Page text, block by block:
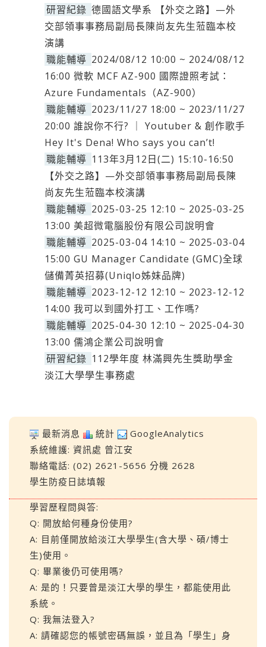
研習紀錄 德國語文學系 【外交之路】—外
交部領事事務局副局長陳尚友先生蒞臨本校
演講
職能輔導 2024/08/12 10:00 ~ 2024/08/12
16:00 微軟 MCF AZ-900 國際證照考試：
Azure Fundamentals（AZ-900）
職能輔導 2023/11/27 18:00 ~ 2023/11/27
20:00 誰說你不行? ｜ Youtuber & 創作歌手
Hey It's Dena! Who says you can’t!
職能輔導 113年3月12日(二) 15:10-16:50
【外交之路】—外交部領事事務局副局長陳
尚友先生蒞臨本校演講
職能輔導 2025-03-25 12:10 ~ 2025-03-25
13:00 美超微電腦股份有限公司說明會
職能輔導 2025-03-04 14:10 ~ 2025-03-04
15:00 GU Manager Candidate (GMC)全球
儲備菁英招募(Uniqlo姊妹品牌)
職能輔導 2023-12-12 12:10 ~ 2023-12-12
14:00 我可以到國外打工、工作嗎?
職能輔導 2025-04-30 12:10 ~ 2025-04-30
13:00 儒鴻企業公司說明會
研習紀錄 112學年度 林滿興先生獎助學金
淡江大學學生事務處
最新消息 統計
GoogleAnalytics
系統維護: 資訊處 曾江安
聯絡電話: (02) 2621-5656 分機 2628
學生防疫日誌填報
學習歷程問與答:
Q: 開放給何種身份使用?
A: 目前僅開放給淡江大學學生(含大學、碩/博士
生)使用。
Q: 畢業後仍可使用嗎?
A: 是的！只要曾是淡江大學的學生，都能使用此
系統。
Q: 我無法登入?
A: 請確認您的帳號密碼無誤，並且為「學生」身